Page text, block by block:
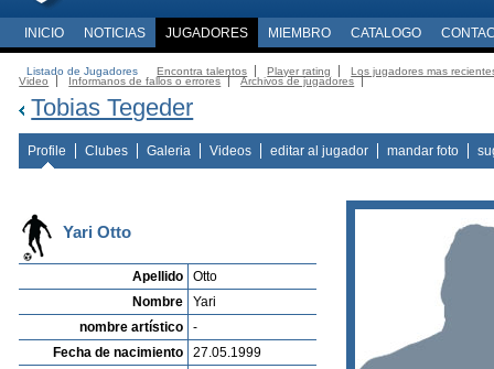
INICIO NOTICIAS JUGADORES MIEMBRO CATALOGO
Listado de Jugadores Encontra talentos Player rating
Los jugadores mas
Video
Informanos de fallos o errores Archivos de jugadores
Tobias Tegeder
Profile Clubes Galeria Videos editar al jugador mandar foto
Yari Otto
Apellido
Otto
Nombre
Yari
nombre artístico
-
Fecha de nacimiento
27.05.1999